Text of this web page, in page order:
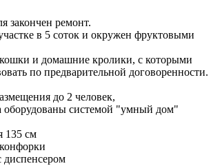
закончен ремонт.
в 5 соток и окружен фруктовыми
и домашние кролики, с которыми
по предварительной договоренности.
до 2 человек,
системой "умный дом"
135 см
диспенсером